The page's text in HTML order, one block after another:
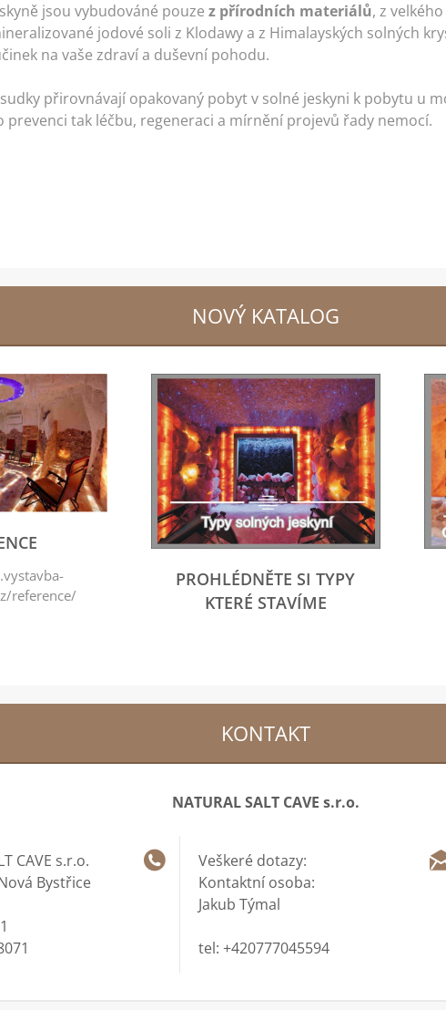
jsou vybudováné pouze z přírodních materiálů, z
jodové soli z Klodawy a z Himalayských solných
na vaše zdraví a duševní pohodu.
přirovnávají opakovaný pobyt v solné jeskyni k pobytu u
prevenci tak léčbu, regeneraci a mírnění projevů řady nemocí.
NOVÝ KATALOG
reference/
PROHLÉDNĚTE SI TYPY
KTERÉ STAVÍME
KONTAKT
NATURAL SALT CAVE s.r.o.
CAVE s.r.o.
Bystřice
Veškeré dotazy:
Kontaktní osoba:
Jakub Týmal
tel: +420777045594